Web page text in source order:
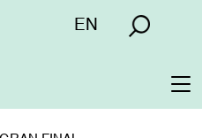
Menú
EN